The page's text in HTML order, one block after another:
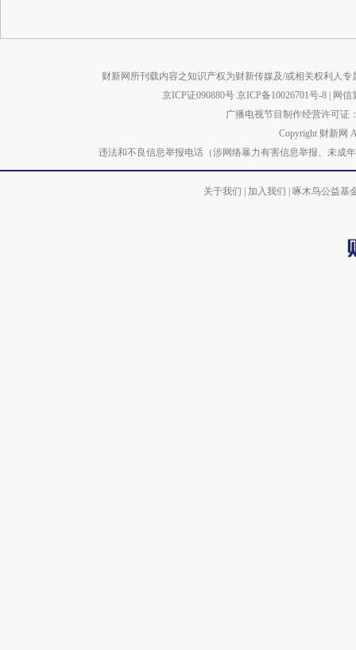
财新网所刊载内容之知识产权为财新传媒及/或相关权利人
京ICP证090880号 京ICP备10026701号-8
网信
广播电视节目制作经营许可证
Copyright 财新网
违法和不良信息举报电话（涉网络暴力有害信息举报、未成
关于我们 加入我们 啄木鸟公益基